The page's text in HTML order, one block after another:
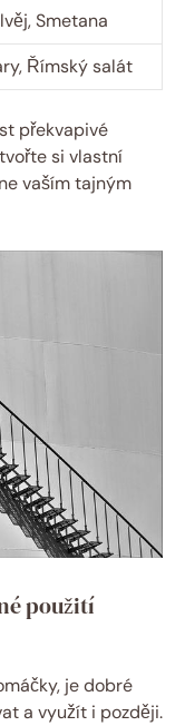
Smetana
Římský salát
překvapivé
si vlastní
vaším tajným
použití
je dobré
a využít i později.